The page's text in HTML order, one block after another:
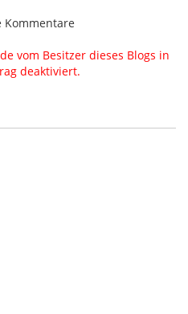
Kommentare
vom Besitzer dieses Blogs in
deaktiviert.